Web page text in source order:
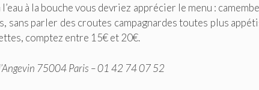
à la bouche vous devriez apprécier le menu :
parler des croutes campagnardes toutes plus
comptez entre 15€ et 20€.
75004 Paris – 01 42 74 07 52